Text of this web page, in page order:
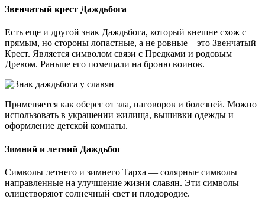
Звенчатый крест Даждьбога
Есть еще и другой знак Даждьбога, который внешне схож с
прямым, но стороны лопастные, а не ровные – это Звенчатый
Крест. Является символом связи с Предками и родовым
Древом. Раньше его помещали на броню воинов.
Применяется как оберег от зла, наговоров и болезней. Можно
использовать в украшении жилища, вышивки одежды и
оформление детской комнаты.
Зимний и летний Даждьбог
Символы летнего и зимнего Тарха — солярные символы
направленные на улучшение жизни славян. Эти символы
олицетворяют солнечный свет и плодородие.